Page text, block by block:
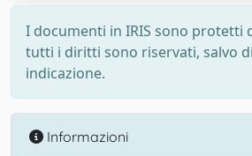
I documenti in IRIS sono protetti
tutti i diritti sono riservati, salvo
indicazione.
Informazioni